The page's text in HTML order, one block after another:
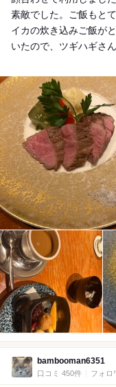
素敵でした。ご飯もと
イカの炊き込みご飯が
いたので、ツギハギさん
bambooman6351
口コミ 450件 フォロ